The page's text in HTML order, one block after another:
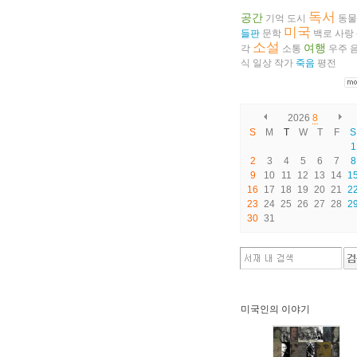
공간 기억 도시 독서 동물
들판 문학 미국 백로 사랑
각 소설 소통 여행 우주
식 일상 작가 죽음 평전
2026 8
S
M T W T F
S
1
2
3 4 5 6 7
8
9
10 11 12 13 14
16
17 18 19 20 21
22
23 24 25 26 27 28
30 31
미국인의 이야기